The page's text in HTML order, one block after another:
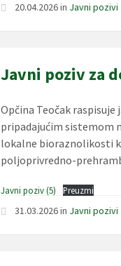
20.04.2026in Javni pozivi
Javni poziv za
Opčina Teočak raspisuje
pripadajućim sistemom
lokalne bioraznolikosti
poljoprivredno-
Javni poziv (5) Preuzmi
31.03.2026in Javni pozivi